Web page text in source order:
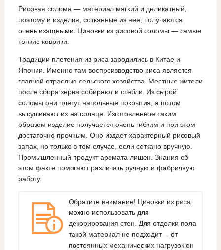
Рисовая солома — материал мягкий и деликатный,
поэтому и изделия, сотканные из нее, получаются
очень изящными. Циновки из рисовой соломы — самые
тонкие коврики.
Традиции плетения из риса зародились в Китае и
Японии. Именно там воспроизводство риса является
главной отраслью сельского хозяйства. Местные жители
после сбора зерна собирают и стебли. Из сырой
соломы они плетут напольные покрытия, а потом
высушивают их на солнце. Изготовленное таким
образом изделие получается очень гибким и при этом
достаточно прочным. Оно издает характерный рисовый
запах, но только в том случае, если соткано вручную.
Промышленный продукт аромата лишен. Знания об
этом факте помогают различать ручную и фабричную
работу.
Обратите внимание! Циновки из риса
можно использовать для
декорирования стен. Для отделки пола
такой материал не подходит— от
постоянных механических нагрузок он